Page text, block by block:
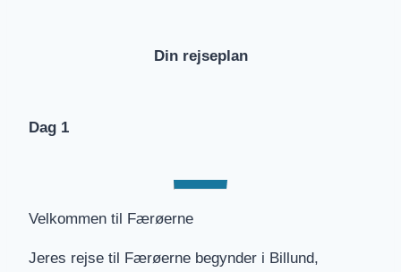
Din rejseplan
Dag 1
Velkommen til Færøerne
Jeres rejse til Færøerne begynder i Billund,